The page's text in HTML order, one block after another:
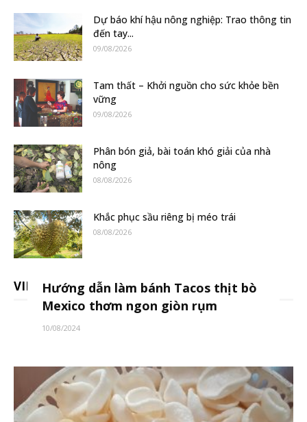
Dự báo khí hậu nông nghiệp: Trao thông tin
đến tay...
09/08/2026
Tam thất – Khởi nguồn cho sức khỏe bền
vững
09/08/2026
Phân bón giả, bài toán khó giải của nhà
nông
08/08/2026
Khắc phục sầu riêng bị méo trái
08/08/2026
VIDEOHướng dẫn làm bánh Tacos thịt bò
Mexico thơm ngon giòn rụm
10/08/2024